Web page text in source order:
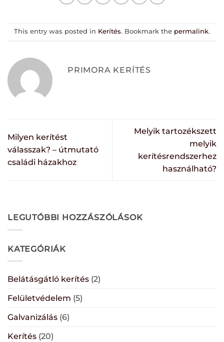
This entry was posted in Kerítés. Bookmark the permalink.
PRIMORA KERÍTÉS
Milyen kerítést
válasszak? – útmutató
családi házakhoz
Melyik tartozékszett
melyik
kerítésrendszerhez
használható?
LEGUTÓBBI HOZZÁSZÓLÁSOK
KATEGÓRIÁK
Belátásgátló kerítés (2)
Felületvédelem (5)
Galvanizálás (6)
Kerítés (20)